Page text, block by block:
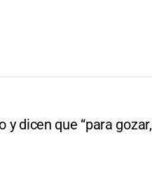
y dicen que “para gozar,